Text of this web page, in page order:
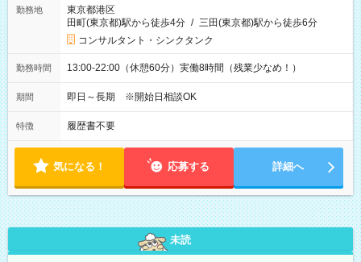
勤務地
東京都港区
田町(東京都)駅から徒歩4分 / 三田(東京都)駅から徒歩6分
コンサルタント・シンクタンク
勤務時間 13:00-22:00（休憩60分）実働8時間（残業少なめ！）
期間 即日～長期 ※開始日相談OK
特徴 履歴書不要
気になる！ 応募する 詳細へ
未読